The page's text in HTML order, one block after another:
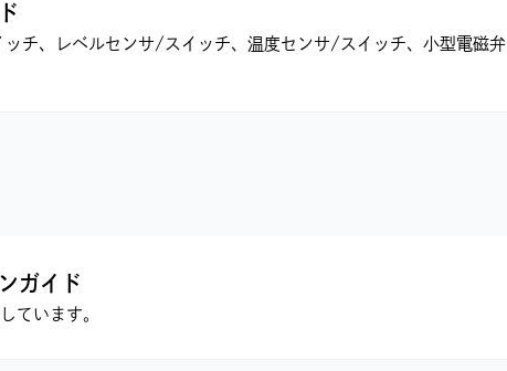
チ、レベルセンサ/スイッチ、温度センサ/スイッチ、小型電磁弁
ガイド
ています。